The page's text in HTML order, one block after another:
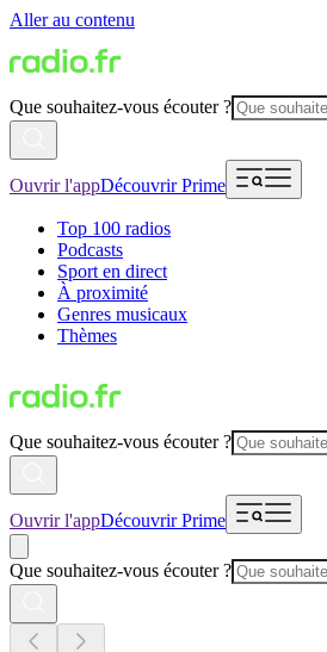
Aller au contenu
Que souhaitez-vous écouter ?
Ouvrir l'appDécouvrir Prime
Top 100 radios
Podcasts
Sport en direct
À proximité
Genres musicaux
Thèmes
Que souhaitez-vous écouter ?
Ouvrir l'appDécouvrir Prime
Que souhaitez-vous écouter ?